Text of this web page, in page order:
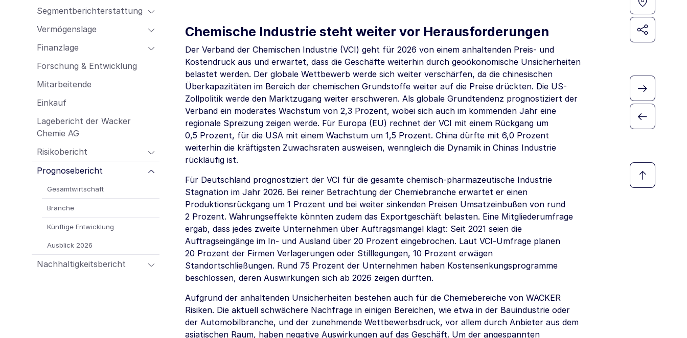
Lagebericht der Wacker Chemie AG
Risikobericht
Prognosebericht
Segmentberichterstattung
Vermögenslage
Finanzlage
Forschung & Entwicklung
Mitarbeitende
Einkauf
Lagebericht der Wacker
Chemie AG
Risikobericht
Prognosebericht
Gesamtwirtschaft
Branche
Künftige Entwicklung
Ausblick 2026
Nachhaltigkeitsbericht
Chemische Industrie steht weiter vor Herausforderungen
Der Verband der Chemischen Industrie (VCI) geht für 2026 von einem anhaltenden Preis- und
Kostendruck aus und erwartet, dass die Geschäfte weiterhin durch geoökonomische Unsicherheiten
belastet werden. Der globale Wettbewerb werde sich weiter verschärfen, da die chinesischen
Überkapazitäten im Bereich der chemischen Grundstoffe weiter auf die Preise drückten. Die US-
Zollpolitik werde den Marktzugang weiter erschweren. Als globale Grundtendenz prognostiziert der
Verband ein moderates Wachstum von 2,3 Prozent, wobei sich auch im kommenden Jahr eine
regionale Spreizung zeigen werde. Für Europa (EU) rechnet der VCI mit einem Rückgang um
0,5 Prozent, für die USA mit einem Wachstum um 1,5 Prozent. China dürfte mit 6,0 Prozent
weiterhin die kräftigsten Zuwachsraten ausweisen, wenngleich die Dynamik in Chinas Industrie
rückläufig ist.
Für Deutschland prognostiziert der VCI für die gesamte chemisch-pharmazeutische Industrie
Stagnation im Jahr 2026. Bei reiner Betrachtung der Chemiebranche erwartet er einen
Produktionsrückgang um 1 Prozent und bei weiter sinkenden Preisen Umsatzeinbußen von rund
2 Prozent. Währungseffekte könnten zudem das Exportgeschäft belasten. Eine Mitgliederumfrage
ergab, dass jedes zweite Unternehmen über Auftragsmangel klagt: Seit 2021 seien die
Auftragseingänge im In- und Ausland über 20 Prozent eingebrochen. Laut VCI‑Umfrage planen
20 Prozent der Firmen Verlagerungen oder Stilllegungen, 10 Prozent erwägen
Standortschließungen. Rund 75 Prozent der Unternehmen haben Kostensenkungsprogramme
beschlossen, deren Auswirkungen sich ab 2026 zeigen dürften.
Aufgrund der anhaltenden Unsicherheiten bestehen auch für die Chemiebereiche von WACKER
Risiken. Die aktuell schwächere Nachfrage in einigen Bereichen, wie etwa in der Bauindustrie oder
der Automobilbranche, und der zunehmende Wettbewerbsdruck, vor allem durch Anbieter aus dem
asiatischen Raum, haben negative Auswirkungen auf das Geschäft. Um der angespannten